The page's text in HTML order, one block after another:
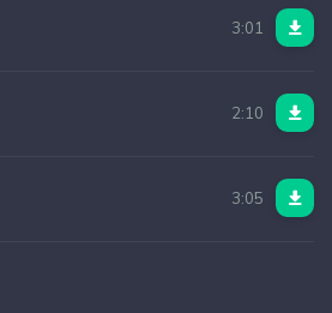
3:01
2:10
3:05